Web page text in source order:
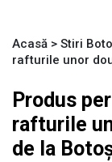
Acasă > Stiri
rafturile unor
Produs
rafturile
de la